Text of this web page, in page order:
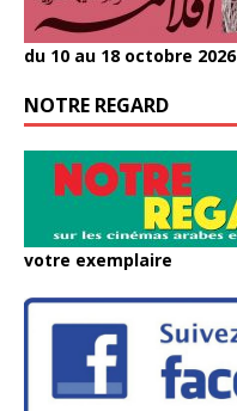
du 10 au 18 octobre 2026
NOTRE REGARD
votre exemplaire